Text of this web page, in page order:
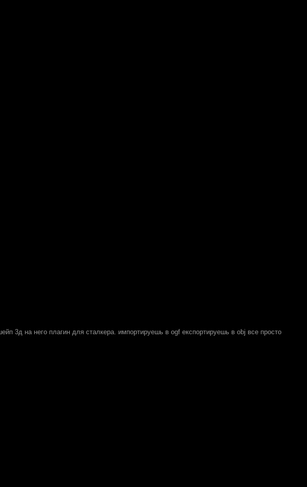
3д на него плагин для сталкера. импортируешь в оgf експортируешь в obj все просто